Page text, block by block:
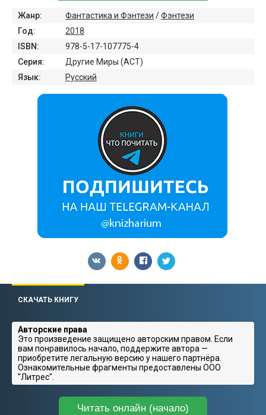
Жанр: Фантастика и Фэнтези /Фэнтези
Год:
2018
ISBN:
978-5-17-107775-4
Серия:
Другие Миры (АСТ)
Язык:
Русский
СКАЧАТЬ КНИГУ
Авторские права
Это произведение защищено авторским правом. Если
вам понравилось начало, поддержите автора —
приобретите легальную версию у нашего партнёра.
Ознакомительные фрагменты предоставлены ООО
"Литрес".
Читать онлайн (начало)